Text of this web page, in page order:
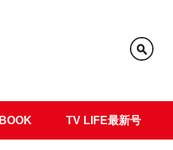
BOOK TV LIFE最新号